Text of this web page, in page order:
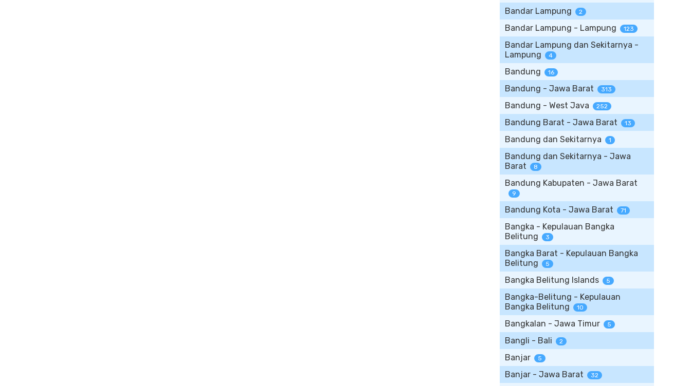
Bandar Lampung 2
Bandar Lampung - Lampung 123
Bandar Lampung dan Sekitarnya -
Lampung
4
Bandung 16
Bandung - Jawa Barat 313
Bandung - West Java 252
Bandung Barat - Jawa Barat 13
Bandung dan Sekitarnya 1
Bandung dan Sekitarnya - Jawa
Barat
8
Bandung Kabupaten - Jawa Barat
9
Bandung Kota - Jawa Barat 71
Bangka - Kepulauan Bangka
Belitung
3
Bangka Barat - Kepulauan Bangka
Belitung
5
Bangka Belitung Islands 5
Bangka-Belitung - Kepulauan
Bangka Belitung
10
Bangkalan - Jawa Timur 5
Bangli - Bali 2
Banjar 5
Banjar - Jawa Barat 32